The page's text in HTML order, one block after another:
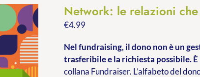
Network: le relazioni
€4.99
Nel fundraising, il dono non è un
trasferibile e la richiesta possibile.
collana Fundraiser. L’alfabeto del